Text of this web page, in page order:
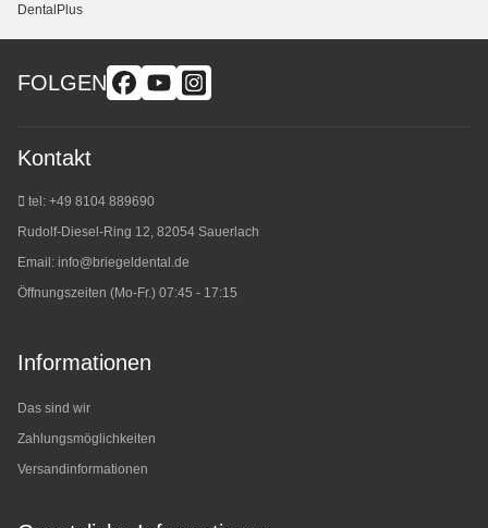
DentalPlus
FOLGEN
Kontakt
tel: +49 8104 889690
Rudolf-Diesel-Ring 12, 82054 Sauerlach
Email: info@briegeldental.de
Öffnungszeiten (Mo-Fr.) 07:45 - 17:15
Informationen
Das sind wir
Zahlungsmöglichkeiten
Versandinformationen